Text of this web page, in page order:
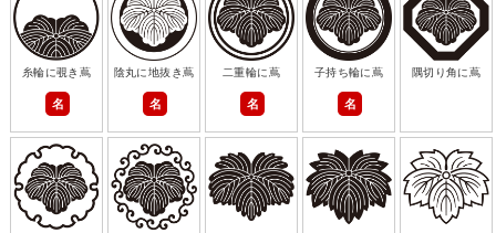
糸輪に覗き蔦
名
陰丸に地抜き蔦
名
二重輪に蔦
名
子持ち輪に蔦
名
隅切り角に蔦